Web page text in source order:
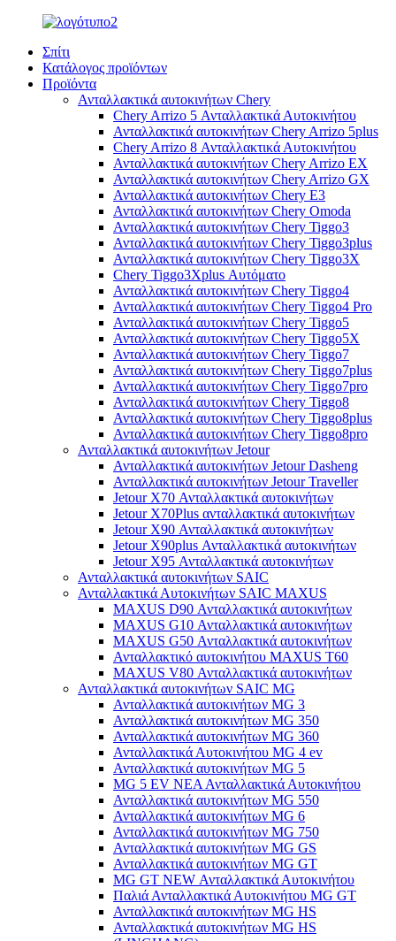
Σπίτι
Κατάλογος προϊόντων
Προϊόντα
Ανταλλακτικά αυτοκινήτων Chery
Chery Arrizo 5 Ανταλλακτικά Αυτοκινήτου
Ανταλλακτικά αυτοκινήτων Chery Arrizo 5plus
Chery Arrizo 8 Ανταλλακτικά Αυτοκινήτου
Ανταλλακτικά αυτοκινήτων Chery Arrizo EX
Ανταλλακτικά αυτοκινήτων Chery Arrizo GX
Ανταλλακτικά αυτοκινήτων Chery E3
Ανταλλακτικά αυτοκινήτων Chery Omoda
Ανταλλακτικά αυτοκινήτων Chery Tiggo3
Ανταλλακτικά αυτοκινήτων Chery Tiggo3plus
Ανταλλακτικά αυτοκινήτων Chery Tiggo3X
Chery Tiggo3Xplus Αυτόματο
Ανταλλακτικά αυτοκινήτων Chery Tiggo4
Ανταλλακτικά αυτοκινήτων Chery Tiggo4 Pro
Ανταλλακτικά αυτοκινήτων Chery Tiggo5
Ανταλλακτικά αυτοκινήτων Chery Tiggo5X
Ανταλλακτικά αυτοκινήτων Chery Tiggo7
Ανταλλακτικά αυτοκινήτων Chery Tiggo7plus
Ανταλλακτικά αυτοκινήτων Chery Tiggo7pro
Ανταλλακτικά αυτοκινήτων Chery Tiggo8
Ανταλλακτικά αυτοκινήτων Chery Tiggo8plus
Ανταλλακτικά αυτοκινήτων Chery Tiggo8pro
Ανταλλακτικά αυτοκινήτων Jetour
Ανταλλακτικά αυτοκινήτων Jetour Dasheng
Ανταλλακτικά αυτοκινήτων Jetour Traveller
Jetour X70 Ανταλλακτικά αυτοκινήτων
Jetour X70Plus ανταλλακτικά αυτοκινήτων
Jetour X90 Ανταλλακτικά αυτοκινήτων
Jetour X90plus Ανταλλακτικά αυτοκινήτων
Jetour X95 Ανταλλακτικά αυτοκινήτων
Ανταλλακτικά αυτοκινήτων SAIC
Ανταλλακτικά Αυτοκινήτων SAIC MAXUS
MAXUS D90 Ανταλλακτικά αυτοκινήτων
MAXUS G10 Ανταλλακτικά αυτοκινήτων
MAXUS G50 Ανταλλακτικά αυτοκινήτων
Ανταλλακτικό αυτοκινήτου MAXUS T60
MAXUS V80 Ανταλλακτικά αυτοκινήτων
Ανταλλακτικά αυτοκινήτων SAIC MG
Ανταλλακτικά αυτοκινήτων MG 3
Ανταλλακτικά αυτοκινήτων MG 350
Ανταλλακτικά αυτοκινήτων MG 360
Ανταλλακτικά Αυτοκινήτου MG 4 ev
Ανταλλακτικά αυτοκινήτων MG 5
MG 5 EV ΝΕΑ Ανταλλακτικά Αυτοκινήτου
Ανταλλακτικά αυτοκινήτων MG 550
Ανταλλακτικά αυτοκινήτων MG 6
Ανταλλακτικά αυτοκινήτων MG 750
Ανταλλακτικά αυτοκινήτων MG GS
Ανταλλακτικά αυτοκινήτων MG GT
MG GT NEW Ανταλλακτικά Αυτοκινήτου
Παλιά Ανταλλακτικά Αυτοκινήτου MG GT
Ανταλλακτικά αυτοκινήτων MG HS
Ανταλλακτικά αυτοκινήτων MG HS